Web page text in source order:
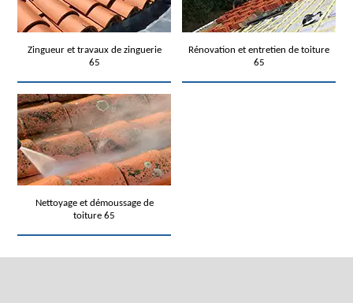
Zingueur et travaux de zinguerie
65
Rénovation et entretien de toiture
65
Nettoyage et démoussage de
toiture 65